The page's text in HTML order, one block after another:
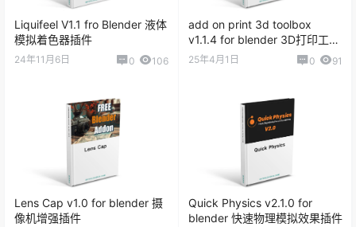
Liquifeel V1.1 fro Blender 液体
模拟着色器插件
24年11月6日 0 106
add on print 3d toolbox
v1.1.4 for blender 3D打印工具
箱
25年4月1日 0 91
Lens Cap v1.0 for blender 摄
像机增强插件
Quick Physics v2.1.0 for
blender 快速物理模拟效果插件